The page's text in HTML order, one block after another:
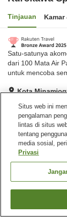
Tinjauan Kamar
Satu-satunya
dari 100 Mata Air
untuk mencoba
Kota
Hebat
Fasilitas
Spa / Salon
Situs web ini
pengalaman
lintas di situs
tentang
media sosial,
Privasi